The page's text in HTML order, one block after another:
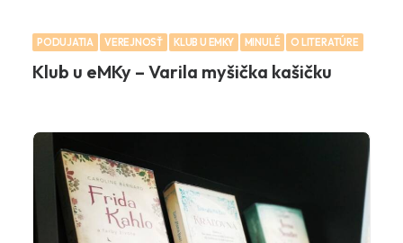
PODUJATIA VEREJNOSŤ KLUB U EMKY MINULÉ O LITERATÚRE
Klub u eMKy – Varila myšička kašičku